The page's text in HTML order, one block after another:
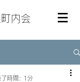
内会
了時間: 1分